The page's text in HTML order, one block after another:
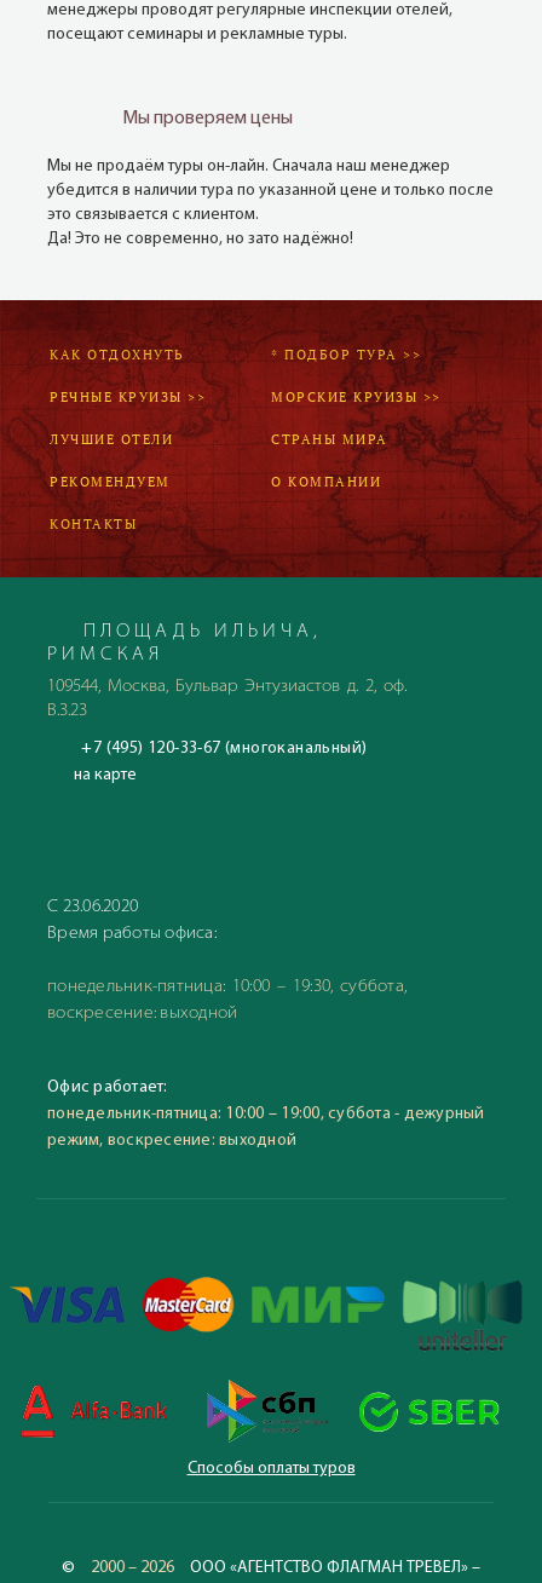
менеджеры проводят регулярные инспекции отелей,
посещают семинары и рекламные туры.
Мы проверяем цены
Мы не продаём туры он-лайн. Сначала наш менеджер
убедится в наличии тура по указанной цене и только после
это связывается с клиентом.
Да! Это не современно, но зато надёжно!
КАК ОТДОХНУТЬ * ПОДБОР ТУРА >>
РЕЧНЫЕ КРУИЗЫ >> МОРСКИЕ КРУИЗЫ >>
ЛУЧШИЕ ОТЕЛИ СТРАНЫ МИРА
РЕКОМЕНДУЕМ О КОМПАНИИ
КОНТАКТЫ
ПЛОЩАДЬ ИЛЬИЧА,
РИМСКАЯ
109544, Москва, Бульвар Энтузиастов д. 2, оф.
В.3.23
+7 (495) 120-33-67 (многоканальный)
на карте
С 23.06.2020
Время работы офиса:
понедельник-пятница: 10:00 – 19:30, суббота,
воскресение: выходной
Офис работает:
понедельник-пятница: 10:00 – 19:00, суббота - дежурный
режим, воскресение: выходной
Способы оплаты туров
© 2000 – 2026 ООО «АГЕНТСТВО ФЛАГМАН ТРЕВЕЛ» –